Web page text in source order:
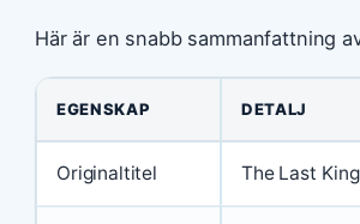
Här är en snabb sammanfattning
Filmfakta i korthet
EGENSKAP DETALJ
Originaltitel The Last